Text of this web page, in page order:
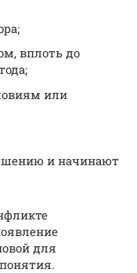
вплоть до
или
и начинают
для